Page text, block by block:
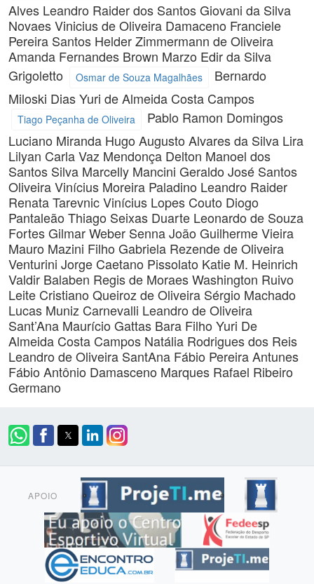
Alves Leandro Raider dos SantosGiovani da Silva
NovaesVinicius de Oliveira Damaceno Franciele
Pereira Santos Helder Zimmermann de Oliveira
Amanda Fernandes Brown Marzo Edir da Silva
Grigoletto
Osmar de Souza Magalhães
Bernardo
Miloski DiasYuri de Almeida Costa Campos
Tiago Peçanha de Oliveira
Pablo Ramon Domingos
Luciano Miranda Hugo Augusto Alvares da Silva Lira
Lilyan Carla Vaz Mendonça Delton Manoel dos
Santos Silva Marcelly Mancini Geraldo José Santos
OliveiraVinícius Moreira Paladino Leandro Raider
Renata TarevnicVinícius Lopes Couto Diogo
Pantaleão Thiago Seixas Duarte Leonardo de Souza
FortesGilmar Weber SennaJoão Guilherme Vieira
Mauro Mazini Filho Gabriela Rezende de Oliveira
Venturini Jorge Caetano Pissolato Katie M. Heinrich
Valdir Balaben Regis de MoraesWashington Ruivo
Leite Cristiano Queiroz de Oliveira Sérgio Machado
Lucas Muniz Carnevalli Leandro de Oliveira
Sant’Ana Maurício Gattas Bara Filho Yuri De
Almeida Costa Campos Natália Rodrigues dos Reis
Leandro de Oliveira SantAna Fábio Pereira Antunes
Fábio Antônio Damasceno Marques Rafael Ribeiro
Germano
APOIO